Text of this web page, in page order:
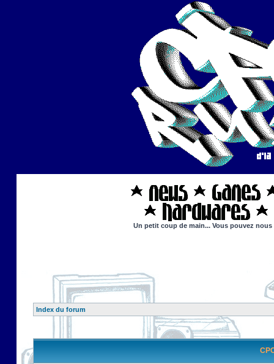
Un petit coup de main... Vous pouvez
Index du forum